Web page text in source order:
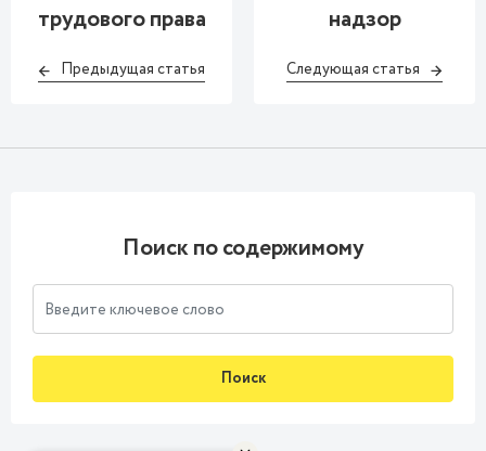
трудового права
Предыдущая статья
надзор
Следующая статья
Поиск по содержимому
Поиск